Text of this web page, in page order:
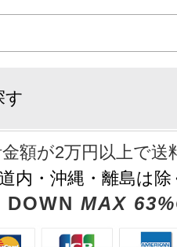
す
額が2万円以上で送
道内・沖縄・離島は
DOWN MAX